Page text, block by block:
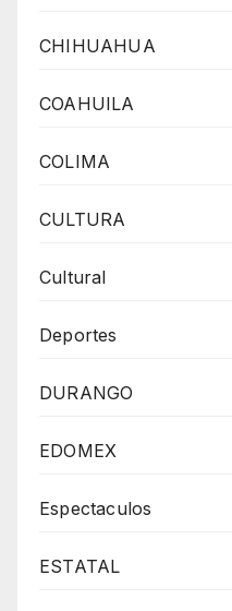
CHIHUAHUA
COAHUILA
COLIMA
CULTURA
Cultural
Deportes
DURANGO
EDOMEX
Espectaculos
ESTATAL